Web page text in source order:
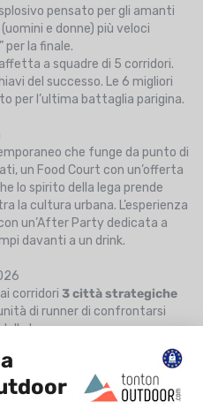
pensato per gli amanti
e donne) più veloci
per la finale.
a squadre di 5 corridori.
del successo. Le 6 migliori
per l’ultima battaglia parigina.
che funge da punto di
un Food Court con un’offerta
lo spirito della lega prende
la cultura urbana. L’esperienza
un’After Party dedicata a
davanti a un drink.
corridori 3 città strategiche
di runner di confrontarsi
Luce.
13 marzo 2026, nel cuore
In questo scenario